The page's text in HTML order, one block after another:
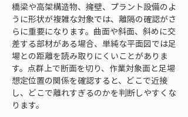
橋梁や高架構造物、擁壁、プラント設備のよ
うに形状が複雑な対象では、離隔の確認がさ
らに重要になります。曲面や斜面、斜めに交
差する部材がある場合、単純な平面図では足
場との距離を読み取りにくいことがありま
す。点群上で断面を切り、作業対象面と足場
想定位置の関係を確認すると、どこで近接
し、どこで離れすぎるのかを判断しやすくな
ります。